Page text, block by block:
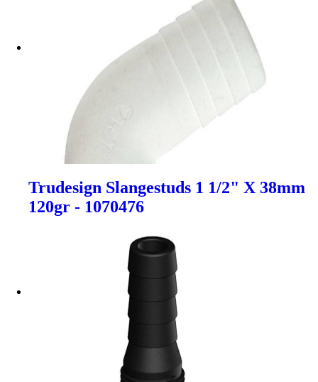
Trudesign Slangestuds 1 1/2" X 38mm
120gr - 1070476